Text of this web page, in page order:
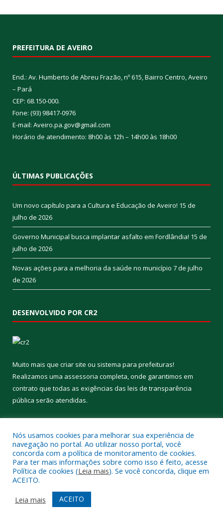
PREFEITURA DE AVEIRO
End.: Av. Humberto de Abreu Frazão, nº 615, Bairro Centro, Aveiro
– Pará
CEP: 68.150-000.
Fone: (93) 98417-0976
E-mail: Aveiro.pa.gov@gmail.com
Horário de atendimento: 8h00 às 12h – 14h00 às 18h00
ÚLTIMAS PUBLICAÇÕES
Um novo capítulo para a Cultura e Educação de Aveiro! 15 de
julho de 2026
Governo Municipal busca implantar asfalto em Fordlândia! 15 de
julho de 2026
Novas ações para a melhoria da saúde no município 7 de julho
de 2026
DESENVOLVIDO POR CR2
Muito mais que criar site ou sistema para prefeituras!
Realizamos uma assessoria completa, onde garantimos em
contrato que todas as exigências das leis de transparência
pública serão atendidas.
Todos os direitos reservados a Prefeitura Municipal de Aveiro.
Mapa do Site
Acessar Área Administrativa
Acessar Webmail
Nós usamos cookies para melhorar sua experiência de
navegação no portal. Ao utilizar nosso portal, você
concorda com a política de monitoramento de cookies.
Para ter mais informações sobre como isso é feito, acesse
Política de cookies (Leia mais). Se você concorda, clique em
ACEITO.
Leia mais
ACEITO